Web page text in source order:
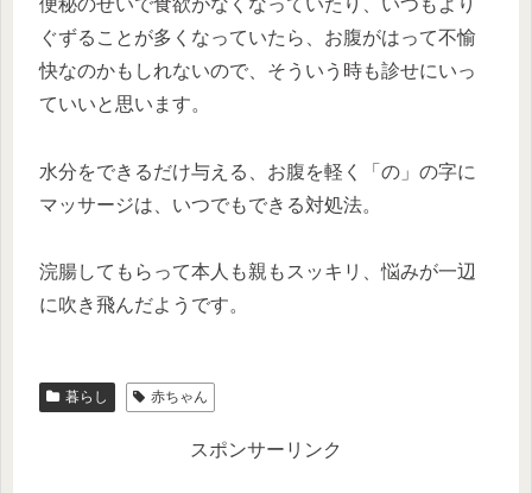
ぐずることが多くなっていたら、お腹がはって不愉
快なのかもしれないので、そういう時も診せにいっ
ていいと思います。
水分をできるだけ与える、お腹を軽く「の」の字に
マッサージは、いつでもできる対処法。
浣腸してもらって本人も親もスッキリ、悩みが一辺
に吹き飛んだようです。
暮らし 赤ちゃん
スポンサーリンク